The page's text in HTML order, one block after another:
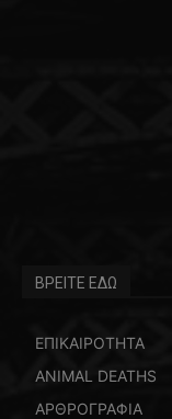
ΒΡΕΙΤΕ ΕΔΩ
ΕΠΙΚΑΙΡΟΤΗΤΑ
ANIMAL DEATHS
ΑΡΘΡΟΓΡΑΦΙΑ